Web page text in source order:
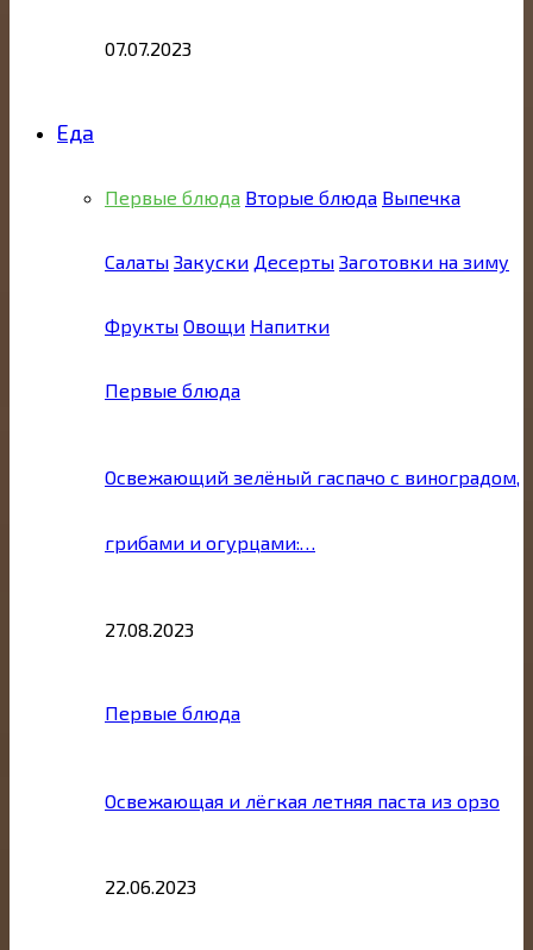
07.07.2023
Еда
Первые блюда Вторые блюда Выпечка
Салаты Закуски Десерты Заготовки на зиму
Фрукты Овощи Напитки
Первые блюда
Освежающий зелёный гаспачо с виноградом,
грибами и огурцами:…
27.08.2023
Первые блюда
Освежающая и лёгкая летняя паста из орзо
22.06.2023